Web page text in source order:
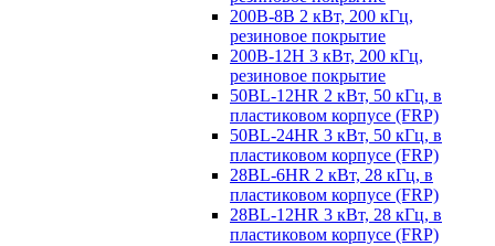
200B-8B 2 кВт, 200 кГц,
резиновое покрытие
200B-12H 3 кВт, 200 кГц,
резиновое покрытие
50BL-12HR 2 кВт, 50 кГц, в
пластиковом корпусе (FRP)
50BL-24HR 3 кВт, 50 кГц, в
пластиковом корпусе (FRP)
28BL-6HR 2 кВт, 28 кГц, в
пластиковом корпусе (FRP)
28BL-12HR 3 кВт, 28 кГц, в
пластиковом корпусе (FRP)